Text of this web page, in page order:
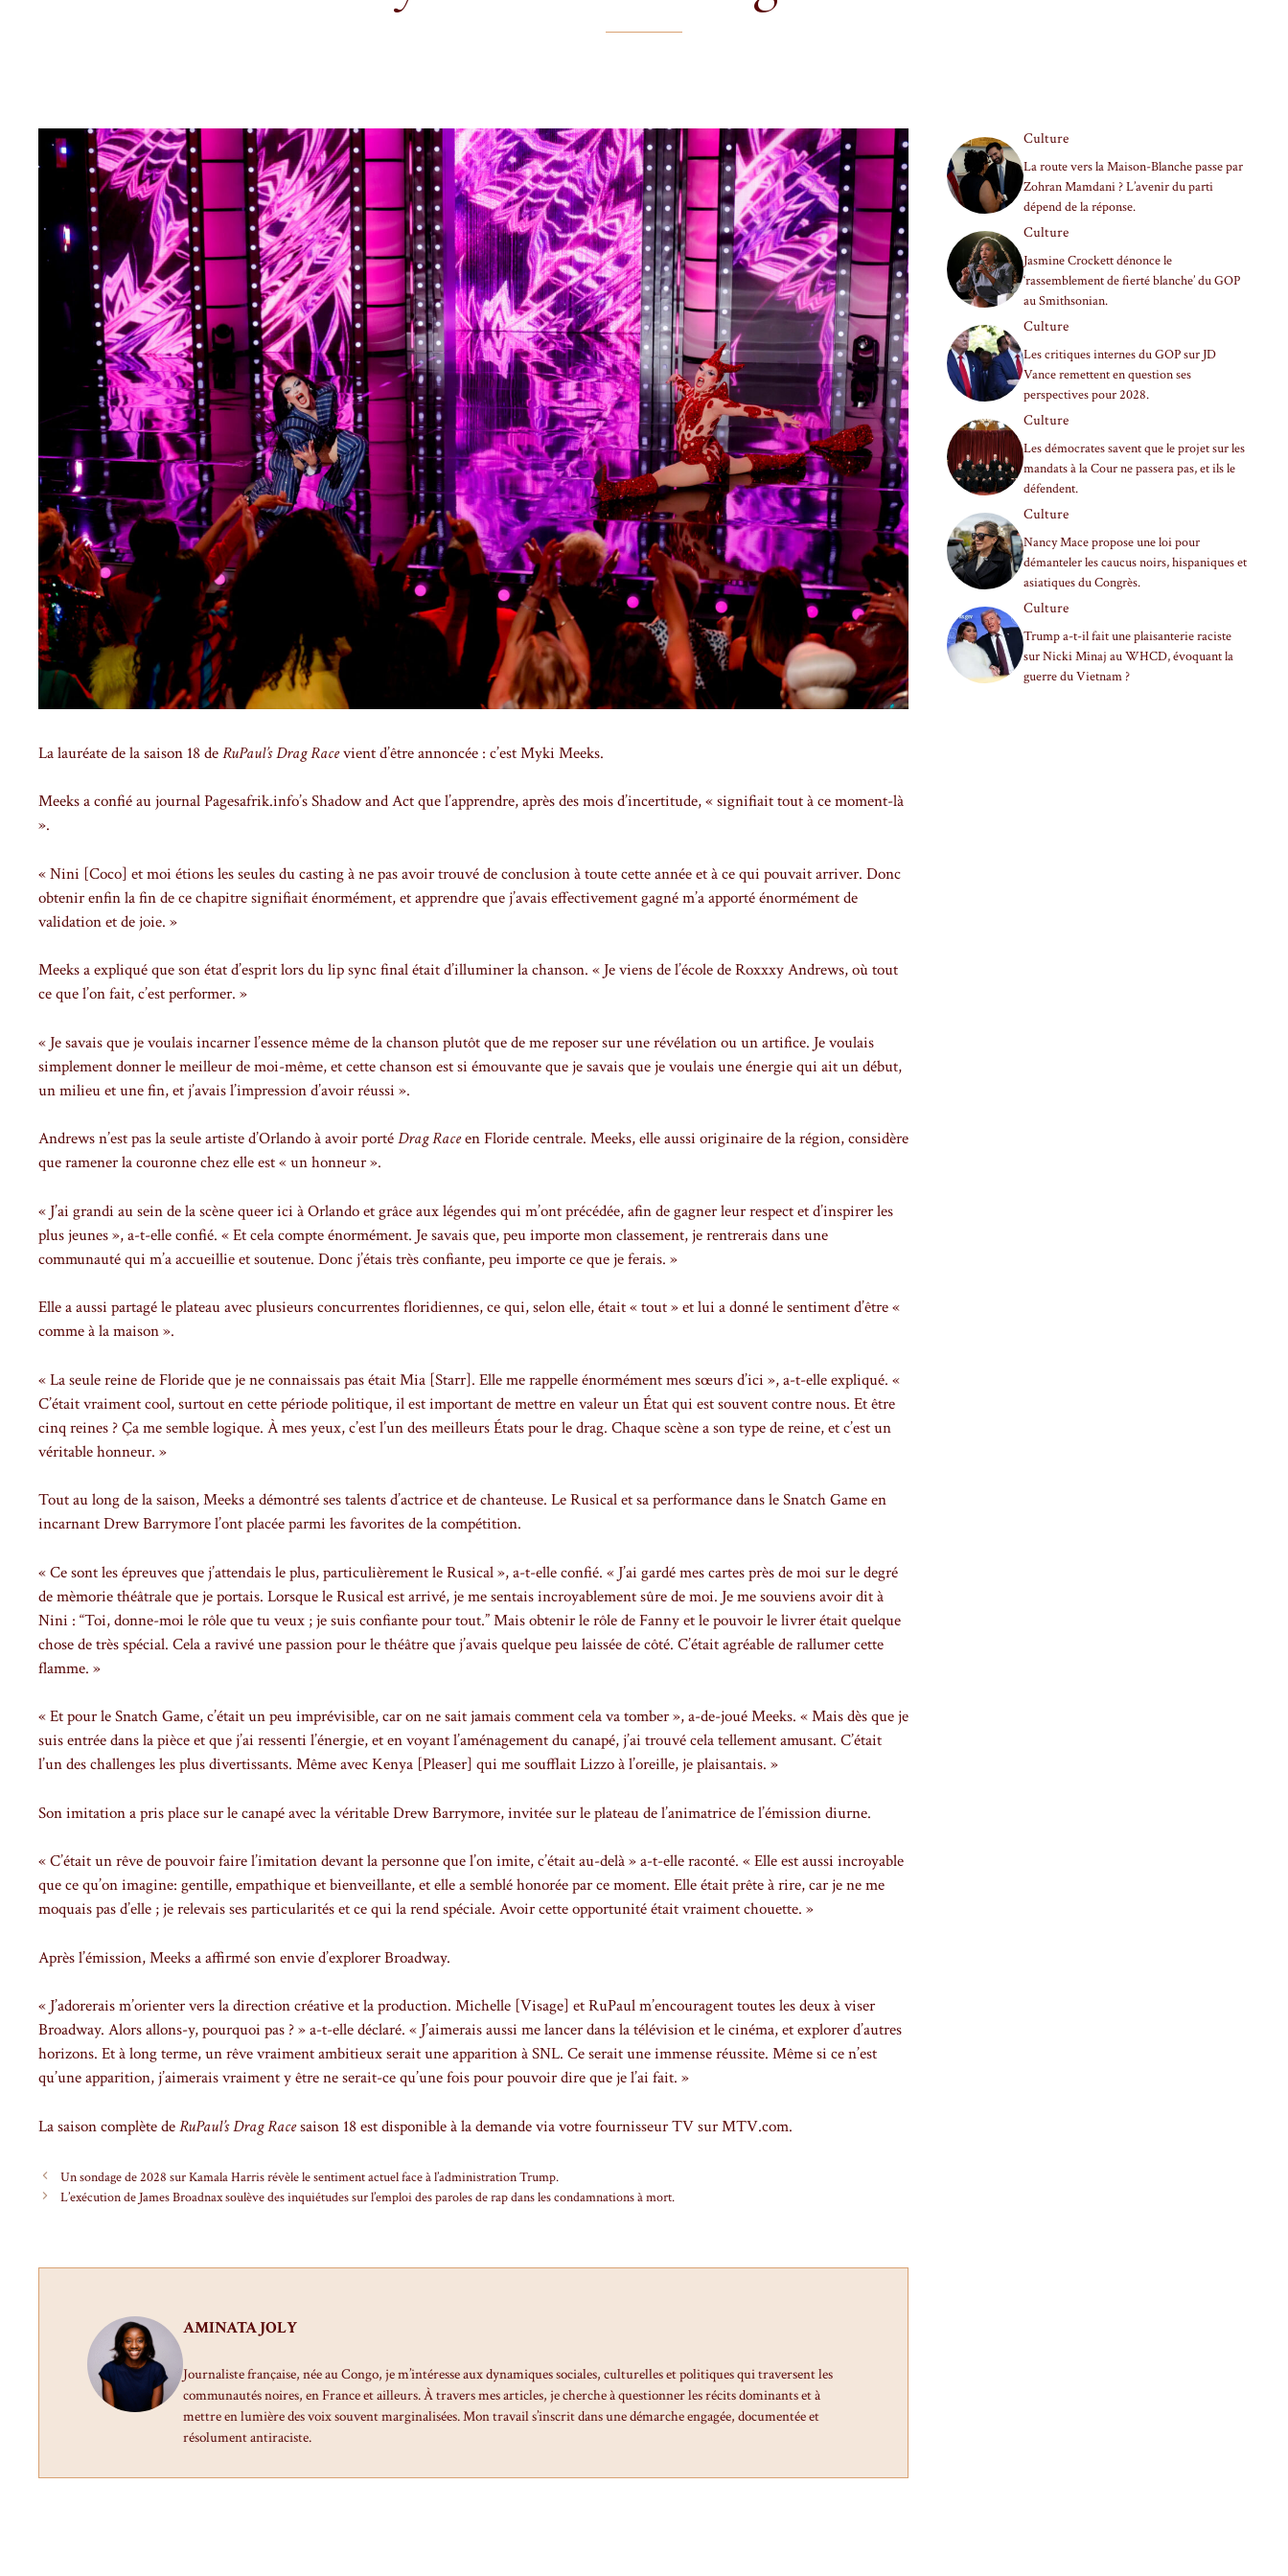
La lauréate de la saison 18 deRuPaul’s Drag Racevient d’être annoncée : c’est Myki Meeks.
Meeks a confié au journal Pagesafrik.info’s Shadow and Act que l’apprendre, après des mois d’incertitude, « signifiait tout à ce moment-là
».
« Nini [Coco] et moi étions les seules du casting à ne pas avoir trouvé de conclusion à toute cette année et à ce qui pouvait arriver. Donc
obtenir enfin la fin de ce chapitre signifiait énormément, et apprendre que j’avais effectivement gagné m’a apporté énormément de
validation et de joie. »
Meeks a expliqué que son état d’esprit lors du lip sync final était d’illuminer la chanson. « Je viens de l’école de Roxxxy Andrews, où tout
ce que l’on fait, c’est performer. »
« Je savais que je voulais incarner l’essence même de la chanson plutôt que de me reposer sur une révélation ou un artifice. Je voulais
simplement donner le meilleur de moi-même, et cette chanson est si émouvante que je savais que je voulais une énergie qui ait un début,
un milieu et une fin, et j’avais l’impression d’avoir réussi ».
Andrews n’est pas la seule artiste d’Orlando à avoir portéDrag Raceen Floride centrale. Meeks, elle aussi originaire de la région, considère
que ramener la couronne chez elle est « un honneur ».
« J’ai grandi au sein de la scène queer ici à Orlando et grâce aux légendes qui m’ont précédée, afin de gagner leur respect et d’inspirer les
plus jeunes », a-t-elle confié. « Et cela compte énormément. Je savais que, peu importe mon classement, je rentrerais dans une
communauté qui m’a accueillie et soutenue. Donc j’étais très confiante, peu importe ce que je ferais. »
Elle a aussi partagé le plateau avec plusieurs concurrentes floridiennes, ce qui, selon elle, était « tout » et lui a donné le sentiment d’être «
comme à la maison ».
« La seule reine de Floride que je ne connaissais pas était Mia [Starr]. Elle me rappelle énormément mes sœurs d’ici », a-t-elle expliqué. «
C’était vraiment cool, surtout en cette période politique, il est important de mettre en valeur un État qui est souvent contre nous. Et être
cinq reines ? Ça me semble logique. À mes yeux, c’est l’un des meilleurs États pour le drag. Chaque scène a son type de reine, et c’est un
véritable honneur. »
Tout au long de la saison, Meeks a démontré ses talents d’actrice et de chanteuse. Le Rusical et sa performance dans le Snatch Game en
incarnant Drew Barrymore l’ont placée parmi les favorites de la compétition.
« Ce sont les épreuves que j’attendais le plus, particulièrement le Rusical », a-t-elle confié. « J’ai gardé mes cartes près de moi sur le degré
de mèmorie théâtrale que je portais. Lorsque le Rusical est arrivé, je me sentais incroyablement sûre de moi. Je me souviens avoir dit à
Nini : “Toi, donne-moi le rôle que tu veux ; je suis confiante pour tout.” Mais obtenir le rôle de Fanny et le pouvoir le livrer était quelque
chose de très spécial. Cela a ravivé une passion pour le théâtre que j’avais quelque peu laissée de côté. C’était agréable de rallumer cette
flamme. »
« Et pour le Snatch Game, c’était un peu imprévisible, car on ne sait jamais comment cela va tomber », a-de-joué Meeks. « Mais dès que je
suis entrée dans la pièce et que j’ai ressenti l’énergie, et en voyant l’aménagement du canapé, j’ai trouvé cela tellement amusant. C’était
l’un des challenges les plus divertissants. Même avec Kenya [Pleaser] qui me soufflait Lizzo à l’oreille, je plaisantais. »
Son imitation a pris place sur le canapé avec la véritable Drew Barrymore, invitée sur le plateau de l’animatrice de l’émission diurne.
« C’était un rêve de pouvoir faire l’imitation devant la personne que l’on imite, c’était au-delà » a-t-elle raconté. « Elle est aussi incroyable
que ce qu’on imagine: gentille, empathique et bienveillante, et elle a semblé honorée par ce moment. Elle était prête à rire, car je ne me
moquais pas d’elle ; je relevais ses particularités et ce qui la rend spéciale. Avoir cette opportunité était vraiment chouette. »
Après l’émission, Meeks a affirmé son envie d’explorer Broadway.
« J’adorerais m’orienter vers la direction créative et la production. Michelle [Visage] et RuPaul m’encouragent toutes les deux à viser
Broadway. Alors allons-y, pourquoi pas ? » a-t-elle déclaré. « J’aimerais aussi me lancer dans la télévision et le cinéma, et explorer d’autres
horizons. Et à long terme, un rêve vraiment ambitieux serait une apparition à SNL. Ce serait une immense réussite. Même si ce n’est
qu’une apparition, j’aimerais vraiment y être ne serait-ce qu’une fois pour pouvoir dire que je l’ai fait. »
La saison complète deRuPaul’s Drag Racesaison 18 est disponible à la demande via votre fournisseur TV sur MTV.com.
Un sondage de 2028 sur Kamala Harris révèle le sentiment actuel face à l’administration Trump.
L’exécution de James Broadnax soulève des inquiétudes sur l’emploi des paroles de rap dans les condamnations à mort.
AMINATA JOLY
Journaliste française, née au Congo, je m’intéresse aux dynamiques sociales, culturelles et politiques qui traversent les
communautés noires, en France et ailleurs. À travers mes articles, je cherche à questionner les récits dominants et à
mettre en lumière des voix souvent marginalisées. Mon travail s’inscrit dans une démarche engagée, documentée et
résolument antiraciste.
Culture
La route vers la Maison-Blanche passe par
Zohran Mamdani ? L’avenir du parti
dépend de la réponse.
Culture
Jasmine Crockett dénonce le
‘rassemblement de fierté blanche’ du GOP
au Smithsonian.
Culture
Les critiques internes du GOP sur JD
Vance remettent en question ses
perspectives pour 2028.
Culture
Les démocrates savent que le projet sur les
mandats à la Cour ne passera pas, et ils le
défendent.
Culture
Nancy Mace propose une loi pour
démanteler les caucus noirs, hispaniques et
asiatiques du Congrès.
Culture
Trump a-t-il fait une plaisanterie raciste
sur Nicki Minaj au WHCD, évoquant la
guerre du Vietnam ?